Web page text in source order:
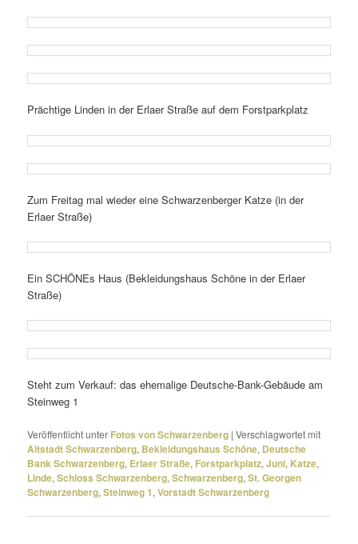
Prächtige Linden in der Erlaer Straße auf dem Forstparkplatz
Zum Freitag mal wieder eine Schwarzenberger Katze (in der
Erlaer Straße)
Ein SCHÖNEs Haus (Bekleidungshaus Schöne in der Erlaer
Straße)
Steht zum Verkauf: das ehema­lige Deutsche-Bank-Gebäude am
Steinweg 1
Veröffentlicht unter Fotos von Schwarzenberg |Verschlagwortet mit
Altstadt Schwarzenberg, Bekleidungshaus Schöne, Deutsche
Bank Schwarzenberg, Erlaer Straße, Forstparkplatz,Juni, Katze,
Linde,Schloss Schwarzenberg,Schwarzenberg,St. Georgen
Schwarzenberg,Steinweg 1,Vorstadt Schwarzenberg